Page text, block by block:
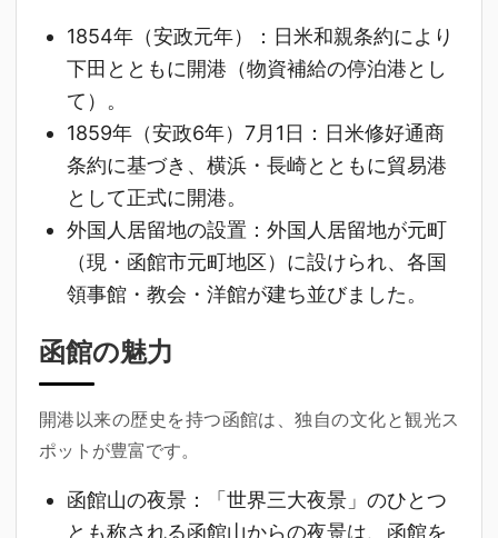
1854年（安政元年）
：日米和親条約により
下田とともに開港（物資補給の停泊港とし
て）。
1859年（安政6年）7月1日 ：日米修好通商
条約に基づき、横浜・長崎とともに貿易港
として正式に開港。
外国人居留地の設置 ：外国人居留地が元町
（現・函館市元町地区）に設けられ、各国
領事館・教会・洋館が建ち並びました。
函館の魅力
開港以来の歴史を持つ函館は、独自の文化と観光ス
ポットが豊富です。
函館山の夜景 ：「世界三大夜景」のひとつ
とも称される函館山からの夜景は、函館を